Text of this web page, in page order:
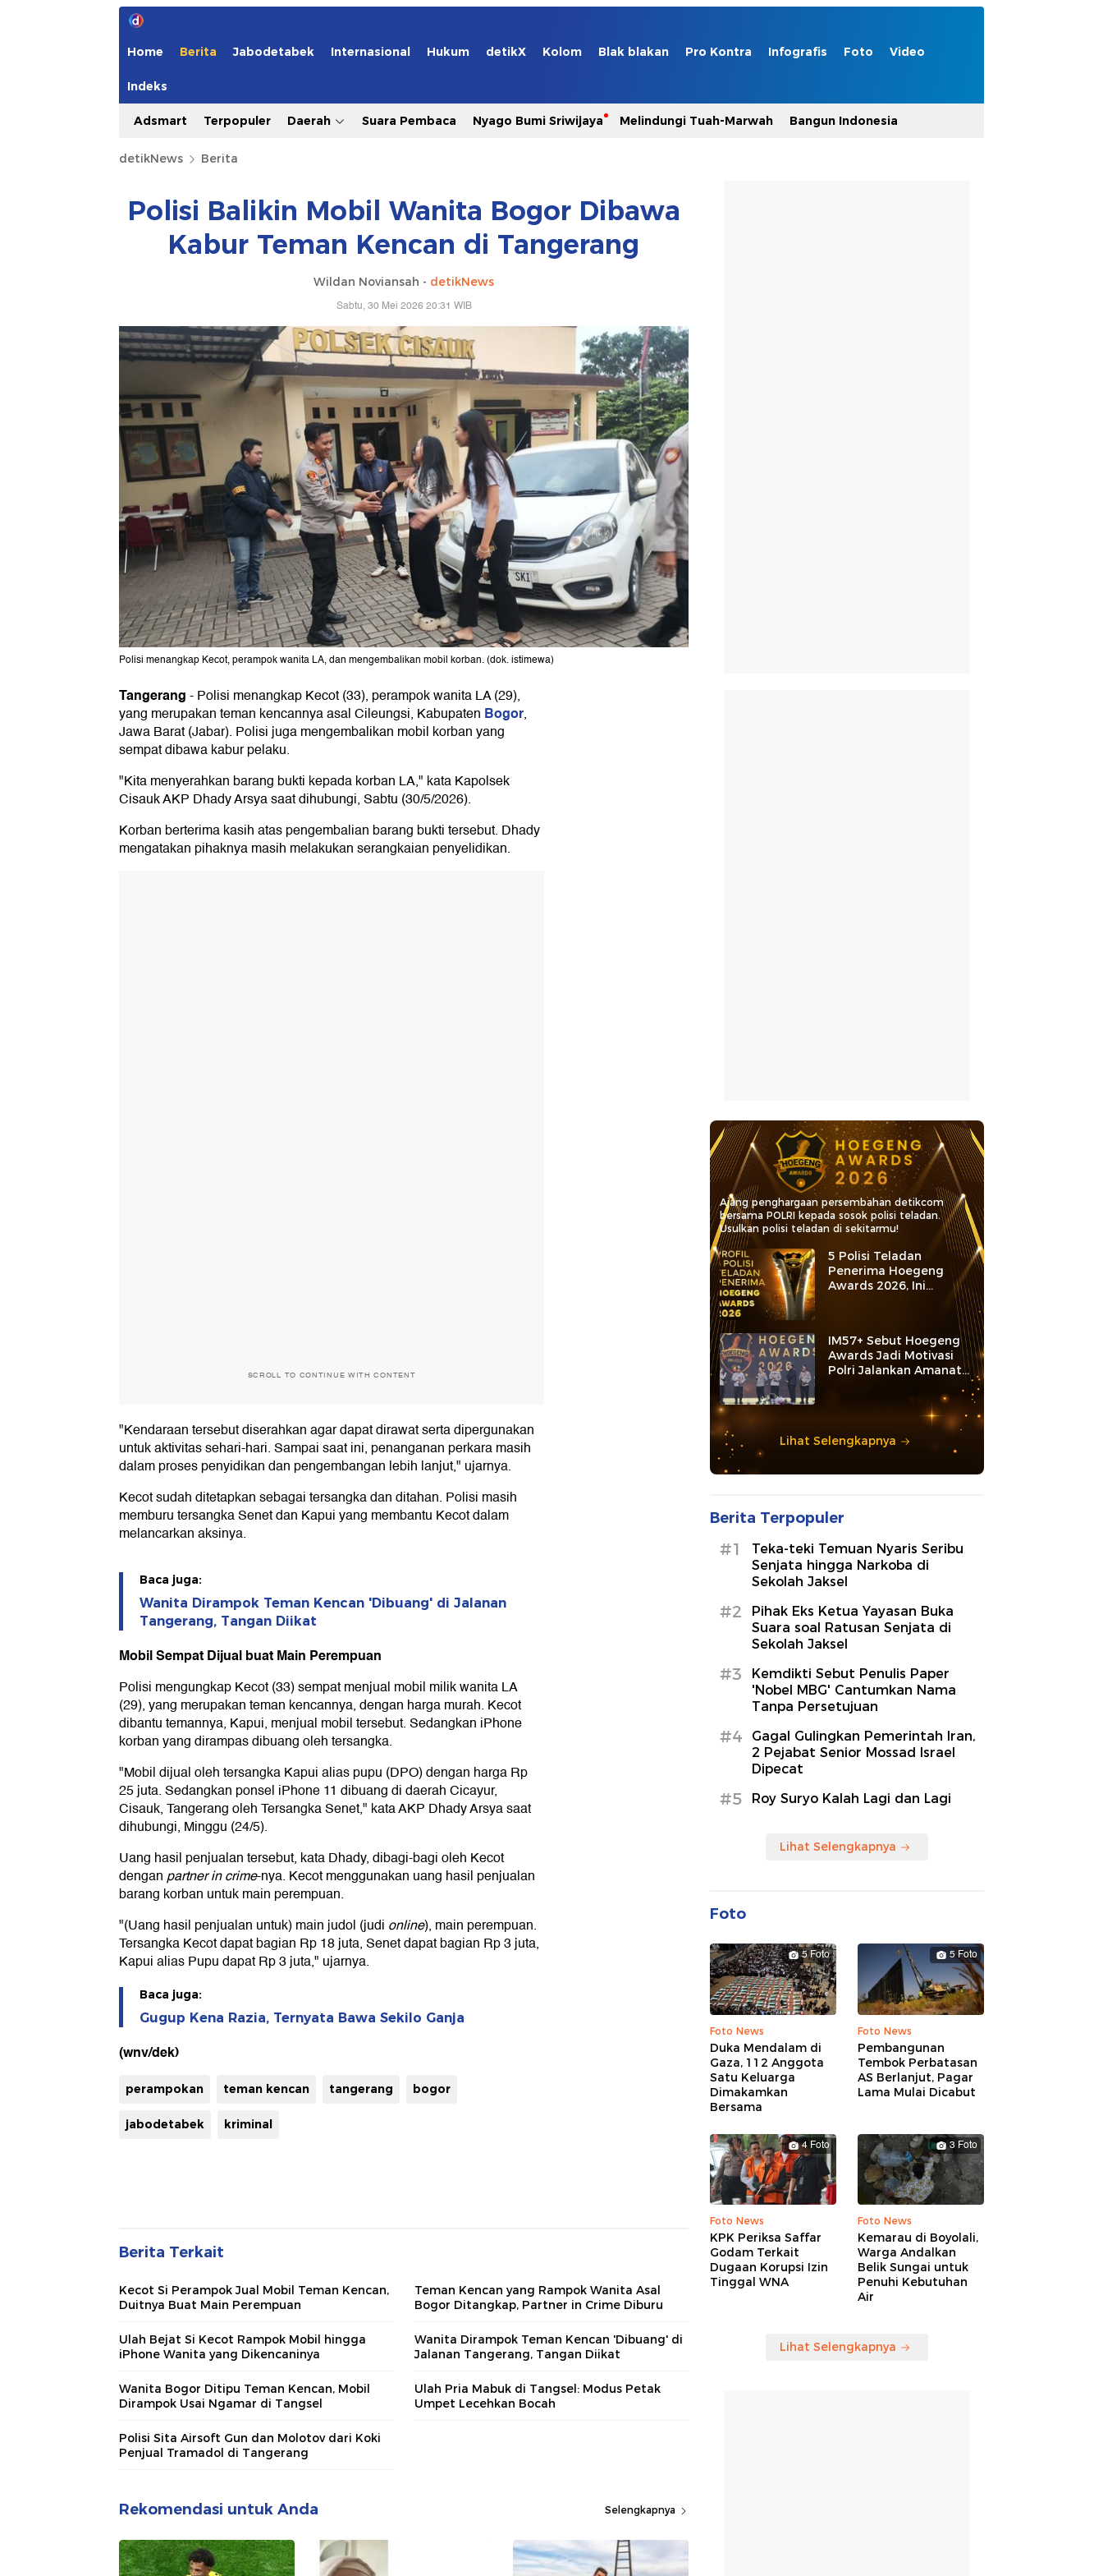
Home Berita Jabodetabek Internasional Hukum detikX Kolom Blak blakan Pro Kontra Infografis Foto Video
Indeks
Adsmart Terpopuler Daerah Suara Pembaca Nyago Bumi Sriwijaya Melindungi Tuah-Marwah Bangun Indonesia
detikNews Berita
Polisi Balikin Mobil Wanita Bogor Dibawa
Kabur Teman Kencan di Tangerang
Wildan Noviansah - detikNews
Sabtu, 30 Mei 2026 20:31 WIB
Polisi menangkap Kecot, perampok wanita LA, dan mengembalikan mobil korban. (dok. istimewa)
Tangerang-Polisi menangkap Kecot (33), perampok wanita LA (29),
yang merupakan teman kencannya asal Cileungsi, Kabupaten Bogor,
Jawa Barat (Jabar). Polisi juga mengembalikan mobil korban yang
sempat dibawa kabur pelaku.
"Kita menyerahkan barang bukti kepada korban LA," kata Kapolsek
Cisauk AKP Dhady Arsya saat dihubungi, Sabtu (30/5/2026).
Korban berterima kasih atas pengembalian barang bukti tersebut. Dhady
mengatakan pihaknya masih melakukan serangkaian penyelidikan.
SCROLL TO CONTINUE WITH CONTENT
"Kendaraan tersebut diserahkan agar dapat dirawat serta dipergunakan
untuk aktivitas sehari-hari. Sampai saat ini, penanganan perkara masih
dalam proses penyidikan dan pengembangan lebih lanjut," ujarnya.
Kecot sudah ditetapkan sebagai tersangka dan ditahan. Polisi masih
memburu tersangka Senet dan Kapui yang membantu Kecot dalam
melancarkan aksinya.
Baca juga:
Wanita Dirampok Teman Kencan 'Dibuang' di Jalanan
Tangerang, Tangan Diikat
Mobil Sempat Dijual buat Main Perempuan
Polisi mengungkap Kecot (33) sempat menjual mobil milik wanita LA
(29), yang merupakan teman kencannya, dengan harga murah. Kecot
dibantu temannya, Kapui, menjual mobil tersebut. Sedangkan iPhone
korban yang dirampas dibuang oleh tersangka.
"Mobil dijual oleh tersangka Kapui alias pupu (DPO) dengan harga Rp
25 juta. Sedangkan ponsel iPhone 11 dibuang di daerah Cicayur,
Cisauk, Tangerang oleh Tersangka Senet," kata AKP Dhady Arsya saat
dihubungi, Minggu (24/5).
Uang hasil penjualan tersebut, kata Dhady, dibagi-bagi oleh Kecot
denganpartner in crime-nya. Kecot menggunakan uang hasil penjualan
barang korban untuk main perempuan.
"(Uang hasil penjualan untuk) main judol (judi online), main perempuan.
Tersangka Kecot dapat bagian Rp 18 juta, Senet dapat bagian Rp 3 juta,
Kapui alias Pupu dapat Rp 3 juta," ujarnya.
Baca juga:
Gugup Kena Razia, Ternyata Bawa Sekilo Ganja
(wnv/dek)
perampokan teman kencan tangerang bogor
jabodetabek kriminal
Berita Terkait
Kecot Si Perampok Jual Mobil Teman Kencan,
Duitnya Buat Main Perempuan
Teman Kencan yang Rampok Wanita Asal
Bogor Ditangkap, Partner in Crime Diburu
Ulah Bejat Si Kecot Rampok Mobil hingga
iPhone Wanita yang Dikencaninya
Wanita Dirampok Teman Kencan 'Dibuang' di
Jalanan Tangerang, Tangan Diikat
Wanita Bogor Ditipu Teman Kencan, Mobil
Dirampok Usai Ngamar di Tangsel
Ulah Pria Mabuk di Tangsel: Modus Petak
Umpet Lecehkan Bocah
Polisi Sita Airsoft Gun dan Molotov dari Koki
Penjual Tramadol di Tangerang
Rekomendasi untuk Anda Selengkapnya
Ajang penghargaan persembahan detikcom
bersama POLRI kepada sosok polisi teladan.
Usulkan polisi teladan di sekitarmu!
5 Polisi Teladan
Penerima Hoegeng
Awards 2026, Ini
Kategori dan Kiprahnya
IM57+ Sebut Hoegeng
Awards Jadi Motivasi
Polri Jalankan Amanat
Lihat Selengkapnya
Berita Terpopuler
#1
Teka-teki Temuan Nyaris Seribu
Senjata hingga Narkoba di
Sekolah Jaksel
#2
Pihak Eks Ketua Yayasan Buka
Suara soal Ratusan Senjata di
Sekolah Jaksel
#3
Kemdikti Sebut Penulis Paper
'Nobel MBG' Cantumkan Nama
Tanpa Persetujuan
#4
Gagal Gulingkan Pemerintah Iran,
2 Pejabat Senior Mossad Israel
Dipecat
#5 Roy Suryo Kalah Lagi dan Lagi
Lihat Selengkapnya
Foto
5 Foto
Foto News
Duka Mendalam di
Gaza, 112 Anggota
Satu Keluarga
Dimakamkan
Bersama
5 Foto
Foto News
Pembangunan
Tembok Perbatasan
AS Berlanjut, Pagar
Lama Mulai Dicabut
4 Foto
Foto News
KPK Periksa Saffar
Godam Terkait
Dugaan Korupsi Izin
Tinggal WNA
3 Foto
Foto News
Kemarau di Boyolali,
Warga Andalkan
Belik Sungai untuk
Penuhi Kebutuhan
Air
Lihat Selengkapnya